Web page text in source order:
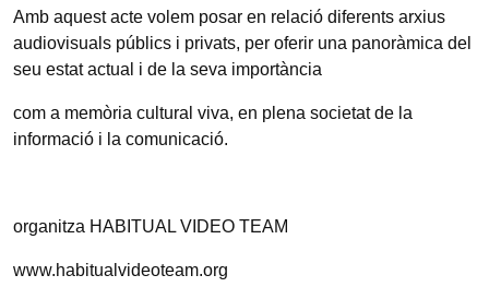
Amb aquest acte volem posar en relació diferents arxius
audiovisuals públics i privats, per oferir una panoràmica del
seu estat actual i de la seva importància
com a memòria cultural viva, en plena societat de la
informació i la comunicació.
organitza HABITUAL VIDEO TEAM
www.habitualvideoteam.org